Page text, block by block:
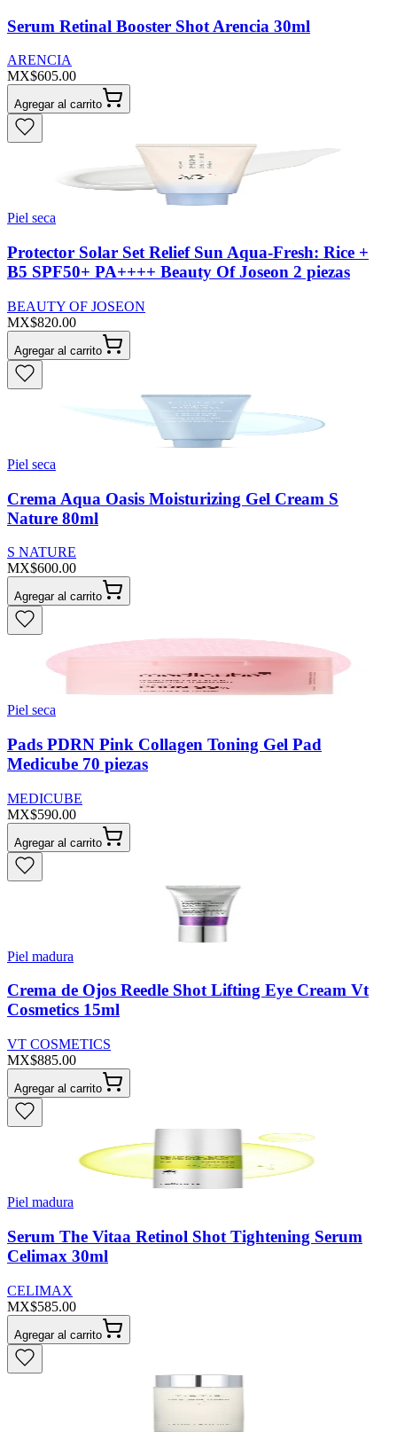
Serum Retinal Booster Shot Arencia 30ml
ARENCIA
MX$605.00
Agregar al carrito
Piel seca
Protector Solar Set Relief Sun Aqua-Fresh: Rice +
B5 SPF50+ PA++++ Beauty Of Joseon 2 piezas
BEAUTY OF JOSEON
MX$820.00
Agregar al carrito
Piel seca
Crema Aqua Oasis Moisturizing Gel Cream S
Nature 80ml
S NATURE
MX$600.00
Agregar al carrito
Piel seca
Pads PDRN Pink Collagen Toning Gel Pad
Medicube 70 piezas
MEDICUBE
MX$590.00
Agregar al carrito
Piel madura
Crema de Ojos Reedle Shot Lifting Eye Cream Vt
Cosmetics 15ml
VT COSMETICS
MX$885.00
Agregar al carrito
Piel madura
Serum The Vitaa Retinol Shot Tightening Serum
Celimax 30ml
CELIMAX
MX$585.00
Agregar al carrito